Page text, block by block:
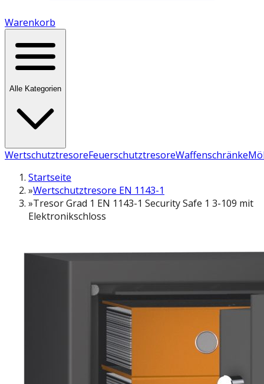
Warenkorb
Alle Kategorien
WertschutztresoreFeuerschutztresoreWaffenschränke
Startseite
»Wertschutztresore EN 1143-1
»Tresor Grad 1 EN 1143-1 Security Safe 1 3-109 mit
Elektronikschloss